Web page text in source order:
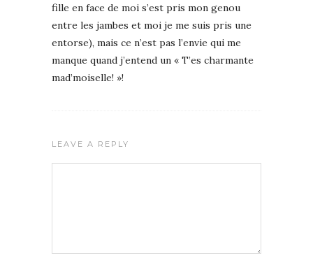
fille en face de moi s’est pris mon genou
entre les jambes et moi je me suis pris une
entorse), mais ce n’est pas l’envie qui me
manque quand j’entend un « T’es charmante
mad’moiselle! »!
LEAVE A REPLY